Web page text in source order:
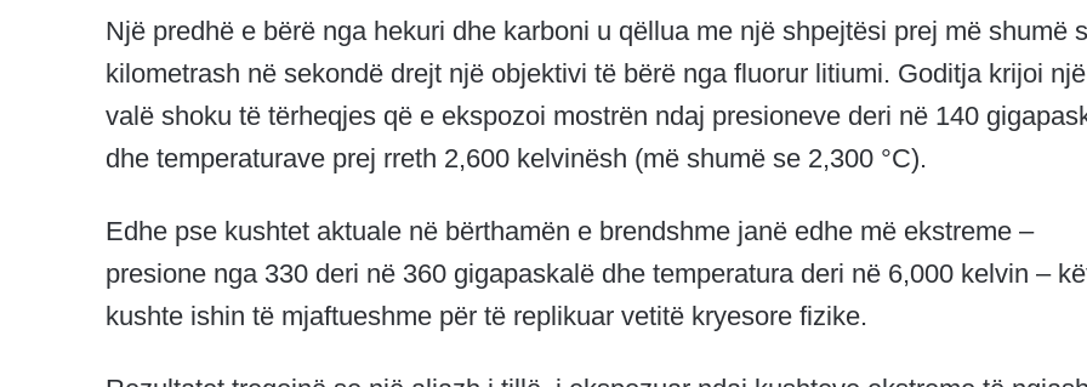
Një predhë e bërë nga hekuri dhe karboni u qëllua me një shpejtësi prej më shumë
kilometrash në sekondë drejt një objektivi të bërë nga fluorur litiumi. Goditja krijoi një
valë shoku të tërheqjes që e ekspozoi mostrën ndaj presioneve deri në 140
dhe temperaturave prej rreth 2,600 kelvinësh (më shumë se 2,300 °C).
Edhe pse kushtet aktuale në bërthamën e brendshme janë edhe më ekstreme –
presione nga 330 deri në 360 gigapaskalë dhe temperatura deri në 6,000 kelvin –
kushte ishin të mjaftueshme për të replikuar vetitë kryesore fizike.